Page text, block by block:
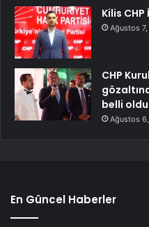
Kilis CHP
Ağustos
CHP
belli oldu
Ağustos
En Güncel Haberler